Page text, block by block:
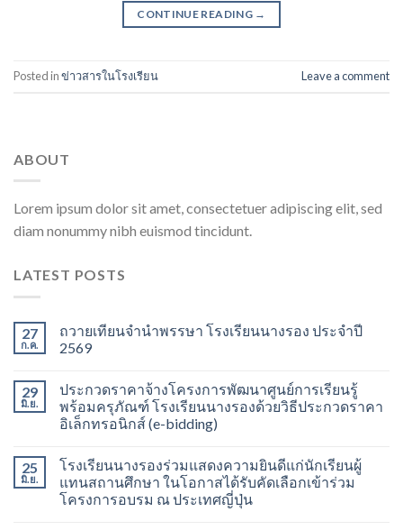
CONTINUE READING →
Posted inข่าวสารในโรงเรียน Leave a comment
ABOUT
Lorem ipsum dolor sit amet, consectetuer adipiscing elit, sed
diam nonummy nibh euismod tincidunt.
LATEST POSTS
27
ก.ค.
ถวายเทียนจำนำพรรษา โรงเรียนนางรอง ประจำปี
2569
29
มิ.ย.
ประกวดราคาจ้างโครงการพัฒนาศูนย์การเรียนรู้
พร้อมครุภัณฑ์ โรงเรียนนางรองด้วยวิธีประกวดราคา
อิเล็กทรอนิกส์ (e-bidding)
25
มิ.ย.
โรงเรียนนางรองร่วมแสดงความยินดีแก่นักเรียนผู้
แทนสถานศึกษา ในโอกาสได้รับคัดเลือกเข้าร่วม
โครงการอบรม ณ ประเทศญี่ปุ่น